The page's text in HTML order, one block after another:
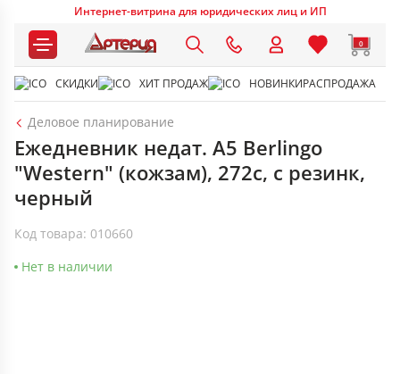
Интернет-витрина для юридических лиц и ИП
0
СКИДКИ ХИТ ПРОДАЖ НОВИНКИРАСПРОДАЖА
Деловое планирование
Ежедневник недат. А5 Berlingo
"Western" (кожзам), 272с, с резинк,
черный
Код товара: 010660
Нет в наличии